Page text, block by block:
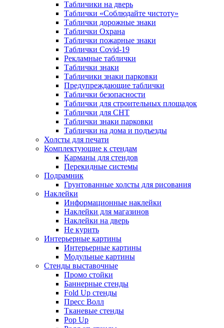
Табличики на дверь
Таблички «Соблюдайте чистоту»
Таблички дорожные знаки
Таблички Охрана
Таблички пожарные знаки
Таблички Covid-19
Рекламные таблички
Таблички знаки
Табличики знаки парковки
Предупреждающие таблички
Таблички безопасности
Таблички для строительных площадок
Таблички для СНТ
Таблички знаки парковки
Таблички на дома и подъезды
Холсты для печати
Комплектующие к стендам
Карманы для стендов
Перекидные системы
Подрамник
Грунтованные холсты для рисования
Наклейки
Информационные наклейки
Наклейки для магазинов
Наклейки на дверь
Не курить
Интерьерные картины
Интерьерные картины
Модульные картины
Стенды выставочные
Промо стойки
Баннерные стенды
Fold Up стенды
Пресс Волл
Тканевые стенды
Pop Up